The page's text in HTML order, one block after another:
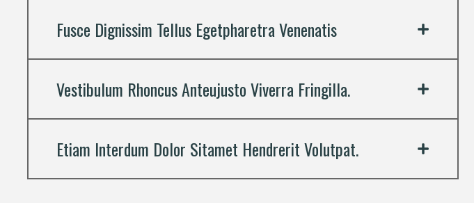
Fusce Dignissim Tellus Egetpharetra Venenatis
Vestibulum Rhoncus Anteujusto Viverra Fringilla.
Etiam Interdum Dolor Sitamet Hendrerit Volutpat.